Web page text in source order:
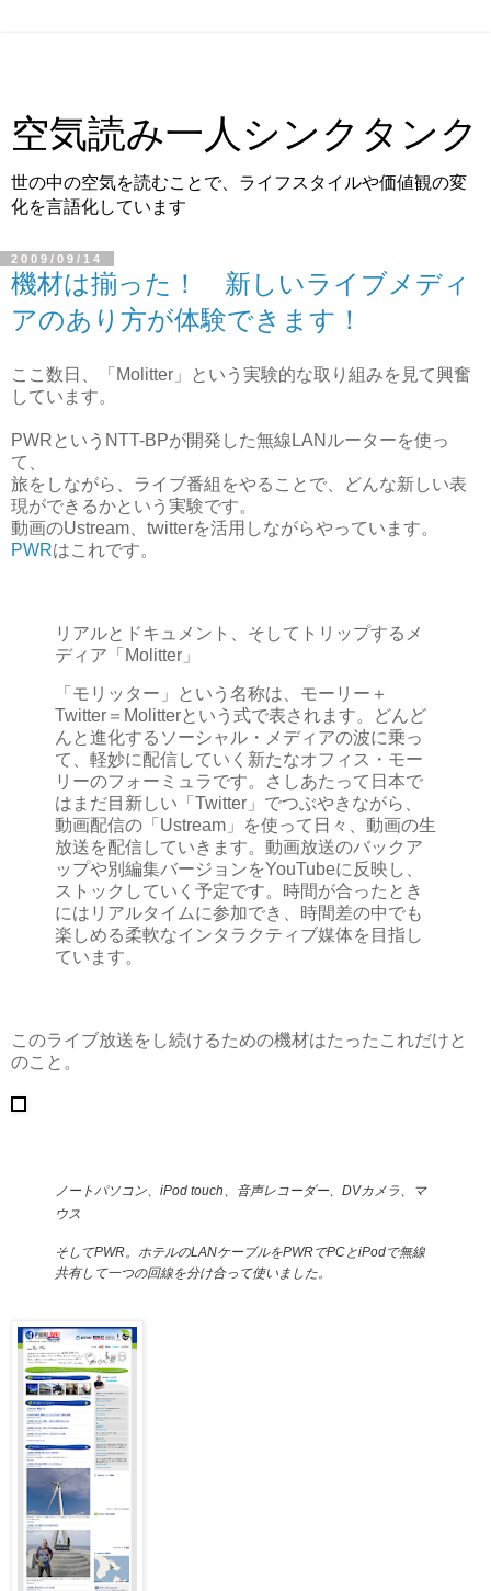
空気読み一人シンクタンク
世の中の空気を読むことで、ライフスタイルや価値観の変
化を言語化しています
2009/09/14
機材は揃った！ 新しいライブメディ
アのあり方が体験できます！
ここ数日、「Molitter」という実験的な取り組みを見て興奮
しています。
PWRというNTT-BPが開発した無線LANルーターを使っ
て、
旅をしながら、ライブ番組をやることで、どんな新しい表
現ができるかという実験です。
動画のUstream、twitterを活用しながらやっています。
PWRはこれです。
リアルとドキュメント、そしてトリップするメ
ディア「Molitter」
「モリッター」
という名称は、モーリー＋
Twitter＝Molitterという式で表されます。どんど
んと進化するソーシャル・メディアの波に乗っ
て、軽妙に配信していく新たなオフィス・モー
リーのフォーミュラです。さしあたって日本で
はまだ目新しい 「Twitter」 でつぶやきながら、
動画配信の 「Ustream」
を使って日々、動画の生
放送を配信していきます。動画放送のバックア
ップや別編集バージョンをYouTubeに反映し、
ストックしていく予定です。時間が合ったとき
にはリアルタイムに参加でき、時間差の中でも
楽しめる柔軟なインタラクティブ媒体を目指し
ています。
このライブ放送をし続けるための機材はたったこれだけと
のこと。
ノートパソコン、iPod touch、音声レコーダー、DVカメラ、マ
ウス
そしてPWR。ホテルのLANケーブルをPWRでPCとiPodで無線
共有して一つの回線を分け合って使いました。